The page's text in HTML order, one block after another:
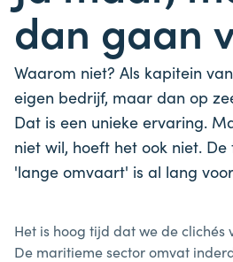
dan gaan
Waarom niet? Als kapitein
eigen bedrijf, maar dan op
Dat is een unieke ervaring.
niet wil, hoeft het ook niet.
'lange omvaart' is al lang
Het is hoog tijd dat we de clichés
De maritieme sector omvat